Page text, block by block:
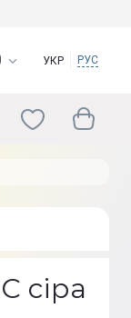
УКР РУС
сіра